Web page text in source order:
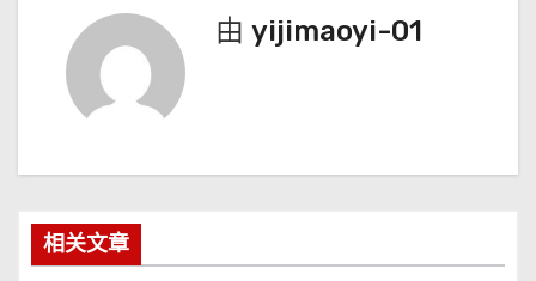
由 yijimaoyi-01
相关文章